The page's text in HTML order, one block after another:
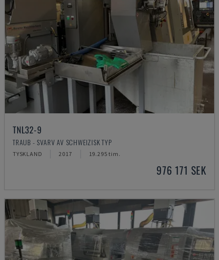
TNL32-9
TRAUB - SVARV AV SCHWEIZISK TYP
TYSKLAND 2017 19.295 tim.
976 171 SEK